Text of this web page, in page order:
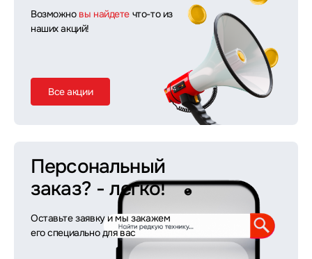
Возможно вы найдете что-то из
наших акций!
Все акции
Персональный
заказ? - легко!
Оставьте заявку и мы закажем
его специально для вас